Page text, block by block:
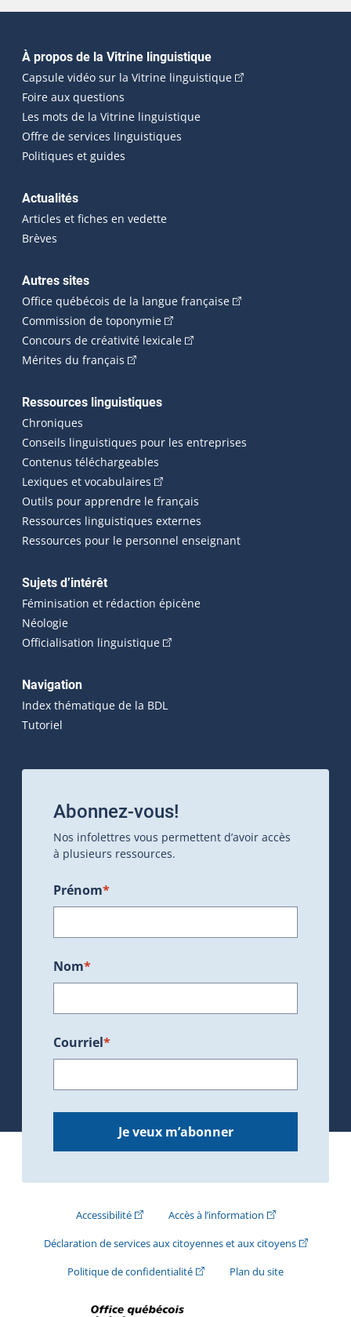
Navigation principale
À propos de la Vitrine linguistique
Capsule vidéo sur la Vitrine linguistique(Cet hyperlien
Foire aux questions
Les mots de la Vitrine linguistique
Offre de services linguistiques
Politiques et guides
Actualités
Articles et fiches en vedette
Brèves
Autres sites
Office québécois de la langue française(Cet hyperlien
Commission de toponymie(Cet hyperlien externe s'ouvrira
Concours de créativité lexicale(Cet hyperlien externe
Mérites du français (Cet hyperlien externe s'ouvrira dans une
Ressources linguistiques
Chroniques
Conseils linguistiques pour les entreprises
Contenus téléchargeables
Lexiques et vocabulaires (Cet hyperlien externe s'ouvrira
Outils pour apprendre le français
Ressources linguistiques externes
Ressources pour le personnel enseignant
Sujets d’intérêt
Féminisation et rédaction épicène
Néologie
Officialisation linguistique(Cet hyperlien externe s'ouvrira
Navigation
Index thématique de la BDL
Tutoriel
Abonnez-vous!
Nos infolettres vous permettent d’avoir accès
à plusieurs ressources.
Prénom*
Nom*
Courriel*
Je veux m’abonner
Accessibilité(Cet hyperlien externe s'ouvrira dans une
Accès à l’information(Cet hyperlien
Déclaration de services aux citoyennes et aux citoyens(Cet
Politique de confidentialité(Cet hyperlien externe s'ouvrira
Plan du site